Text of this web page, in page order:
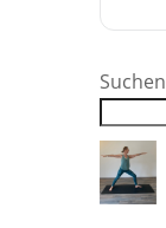
Suchen